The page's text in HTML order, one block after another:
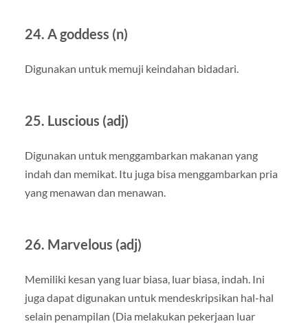
24. A goddess (n)
Digunakan untuk memuji keindahan bidadari.
25. Luscious (adj)
Digunakan untuk menggambarkan makanan yang
indah dan memikat. Itu juga bisa menggambarkan pria
yang menawan dan menawan.
26. Marvelous (adj)
Memiliki kesan yang luar biasa, luar biasa, indah. Ini
juga dapat digunakan untuk mendeskripsikan hal-hal
selain penampilan (Dia melakukan pekerjaan luar